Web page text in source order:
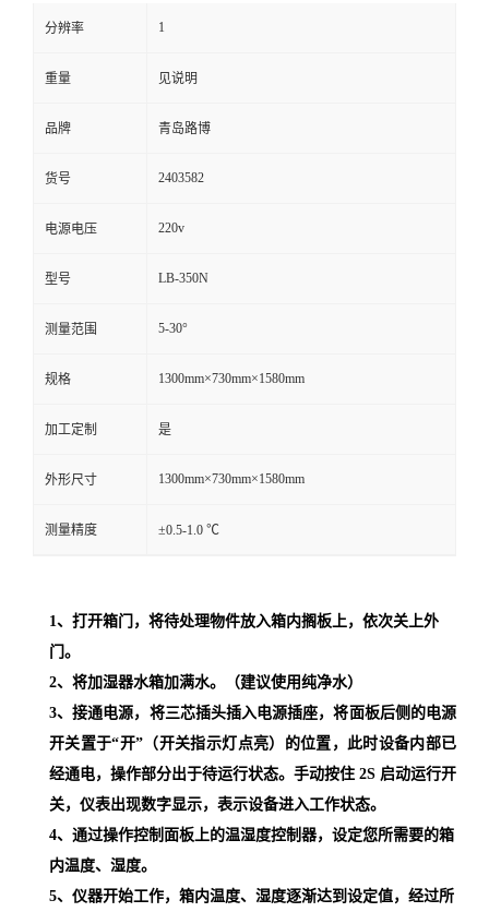
方
式
在
线
留
分辨率 1
重量 见说明
品牌 青岛路博
货号 2403582
电源电压 220v
型号 LB-350N
测量范围 5-30°
规格 1300mm×730mm×1580mm
加工定制 是
外形尺寸 1300mm×730mm×1580mm
测量精度 ±0.5-1.0 ℃
1 、打开箱门，将待处理物件放入箱内搁板上，依次关上外
门。
2、将加湿器水箱加满水。（建议使用纯净水）
3、接通电源，将三芯插头插入电源插座，将面板后侧的电源
开关置于“开” （开关指示灯点亮） 的位置，此时设备内部已
经通电，操作部分出于待运行状态。手动按住 2S 启动运行开
关，仪表出现数字显示，表示设备进入工作状态。
4、通过操作控制面板上的温湿度控制器，设定您所需要的箱
内温度、湿度。
5、仪器开始工作，箱内温度、湿度逐渐达到设定值，经过所